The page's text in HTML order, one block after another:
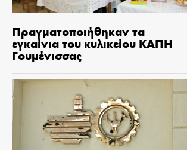
Πραγματοποιήθηκαν τα
εγκαίνια του κυλικείου ΚΑΠΗ
Γουμένισσας